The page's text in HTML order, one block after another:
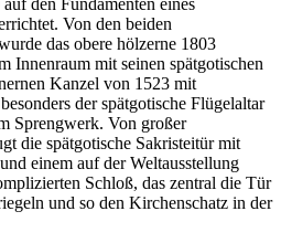
den Fundamenten eines
Von den beiden
das obere hölzerne 1803
Innenraum mit seinen spätgotischen
Kanzel von 1523 mit
der spätgotische Flügelaltar
Sprengwerk. Von großer
die spätgotische Sakristeitür mit
einem auf der Weltausstellung
Schloß, das zentral die Tür
und so den Kirchenschatz in der